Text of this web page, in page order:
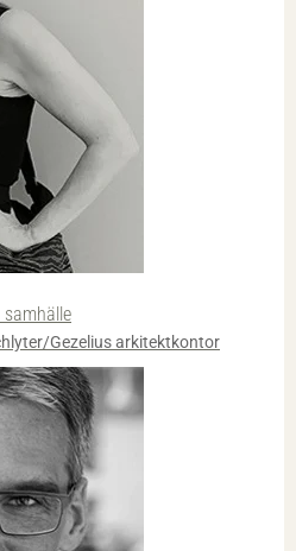
Gezelius arkitektkontor